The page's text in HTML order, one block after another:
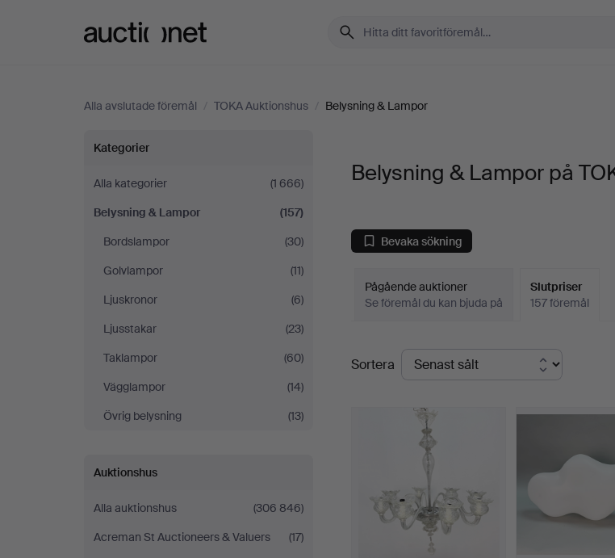
Alla avslutade föremål / TOKA Auktionshus / Belysning & Lampor
Belysning
&
Lampor
på
TOKA
Auktionshus
Kategorier
Alla kategorier
(1 666)
Belysning & Lampor
(157)
Bordslampor
(30)
Golvlampor
(11)
Ljuskronor
(6)
Ljusstakar
(23)
Taklampor
(60)
Vägglampor
(14)
Övrig belysning
(13)
Auktionshus
Alla auktionshus
(306 846)
Acreman St Auctioneers & Valuers
(17)
Belysning & Lampor på
Bevaka sökning
Pågående auktioner
Se föremål du kan bjuda på
Slutpriser
157 föremål
Slutpriser
Sortera